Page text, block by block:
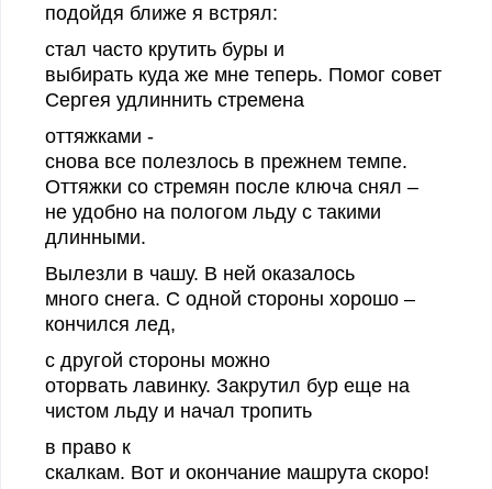
подойдя ближе я встрял:
стал часто крутить буры и
выбирать куда же мне теперь. Помог совет
Сергея удлиннить стремена
оттяжками -
снова все полезлось в прежнем темпе.
Оттяжки со стремян после ключа снял –
не удобно на пологом льду с такими
длинными.
Вылезли в чашу. В ней оказалось
много снега. С одной стороны хорошо –
кончился лед,
с другой стороны можно
оторвать лавинку. Закрутил бур еще на
чистом льду и начал тропить
в право к
скалкам. Вот и окончание машрута скоро!